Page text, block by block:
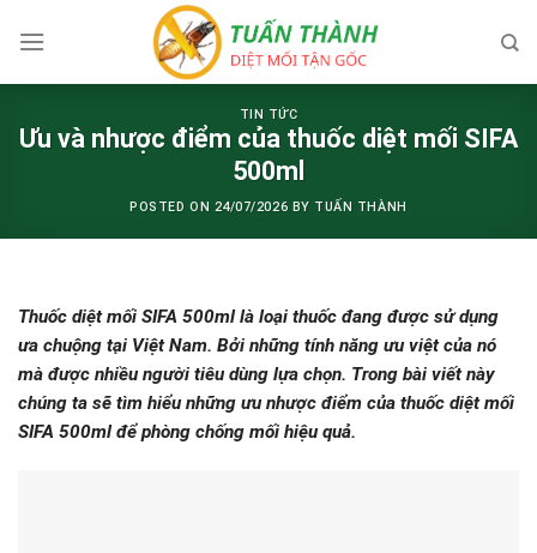
TIN TỨC
Ưu và nhược điểm của thuốc diệt mối SIFA
500ml
POSTED ON 24/07/2026 BY TUẤN THÀNH
Thuốc diệt mối SIFA 500ml là loại thuốc đang được sử dụng
ưa chuộng tại Việt Nam. Bởi những tính năng ưu việt của nó
mà được nhiều người tiêu dùng lựa chọn. Trong bài viết này
chúng ta sẽ tìm hiểu những ưu nhược điểm của thuốc diệt mối
SIFA 500ml để phòng chống mối hiệu quả.